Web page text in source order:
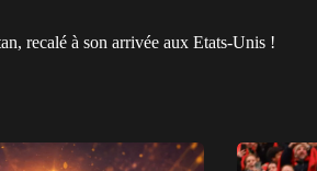
recalé à son arrivée aux Etats-Unis !